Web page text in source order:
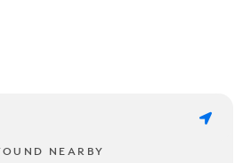
NEARBY